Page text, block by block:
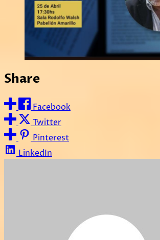
Share
Facebook
Twitter
Pinterest
LinkedIn